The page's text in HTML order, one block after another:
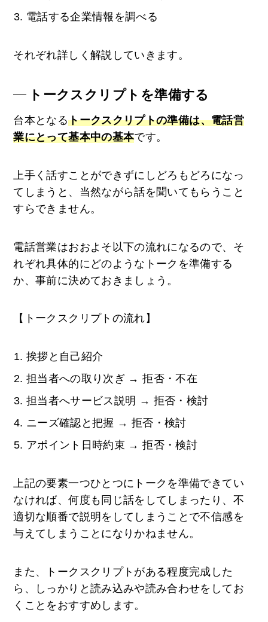
電話する企業情報を調べる
それぞれ詳しく解説していきます。
トークスクリプトを準備する
台本となるトークスクリプトの準備は、電話営
業にとって基本中の基本です。
上手く話すことができずにしどろもどろになっ
てしまうと、当然ながら話を聞いてもらうこと
すらできません。
電話営業はおおよそ以下の流れになるので、そ
れぞれ具体的にどのようなトークを準備する
か、事前に決めておきましょう。
【トークスクリプトの流れ】
挨拶と自己紹介
担当者への取り次ぎ → 拒否・不在
担当者へサービス説明 → 拒否・検討
ニーズ確認と把握 → 拒否・検討
アポイント日時約束 → 拒否・検討
上記の要素一つひとつにトークを準備できてい
なければ、何度も同じ話をしてしまったり、不
適切な順番で説明をしてしまうことで不信感を
与えてしまうことになりかねません。
また、トークスクリプトがある程度完成した
ら、しっかりと読み込みや読み合わせをしてお
くことをおすすめします。